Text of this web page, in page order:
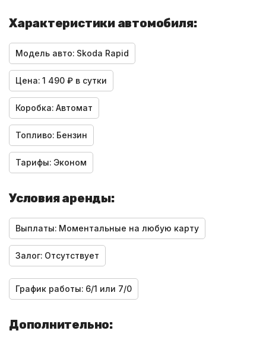
Характеристики автомобиля:
Модель авто: Skoda Rapid
Цена: 1 490 ₽ в сутки
Коробка: Автомат
Топливо: Бензин
Тарифы: Эконом
Условия аренды:
Выплаты: Моментальные на любую карту
Залог: Отсутствует
График работы: 6/1 или 7/0
Дополнительно: